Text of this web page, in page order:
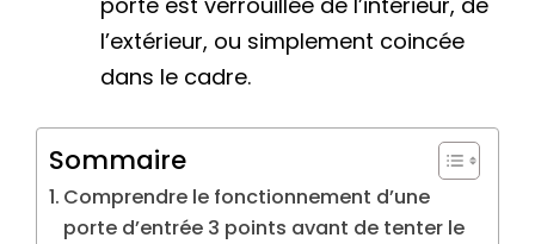
l’extérieur, ou simplement coincée
dans le cadre.
Sommaire
Comprendre le fonctionnement d’une
porte d’entrée 3 points avant de tenter le